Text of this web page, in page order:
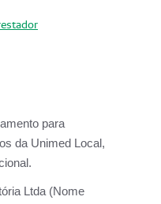
para
da Unimed Local,
Ltda (Nome